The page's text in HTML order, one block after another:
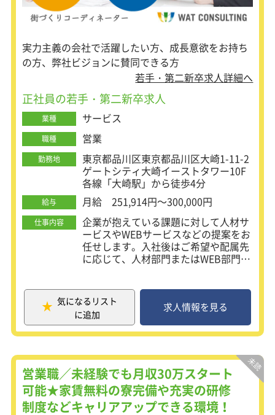
実力主義の会社で活躍したい方、成長意欲をお持ち
の方、弊社ビジョンに賛同できる方
若手・第二新卒求人詳細へ
正社員の若手・第二新卒求人
業種 サービス
職種 営業
勤務地
東京都品川区東京都品川区大崎1-11-2
ゲートシティ大崎イーストタワー10F
各線「大崎駅」から徒歩4分
給与 月給 251,914円～300,000円
仕事内容
企業が抱えている課題に対して人材サ
ービスやWEBサービスなどの提案をお
任せします。入社後はご希望や配属先
に応じて、人材部門またはWEB部門を
【人材部門の仕事内容】
・経営者や企業の人事責任者に対して
の課題解決型営業
・キャリアコンサルタントとして学生
【WEB部門の仕事内容】
企業のWeb広告に関する課題に対して
SEO、リスティング、アフェリエイト
などのプロモーション手法を提案
気になるリスト
に追加
求人情報を見る
営業職／未経験でも月収30万スタート
可能★家賃無料の寮完備や充実の研修
制度などキャリアアップできる環境！